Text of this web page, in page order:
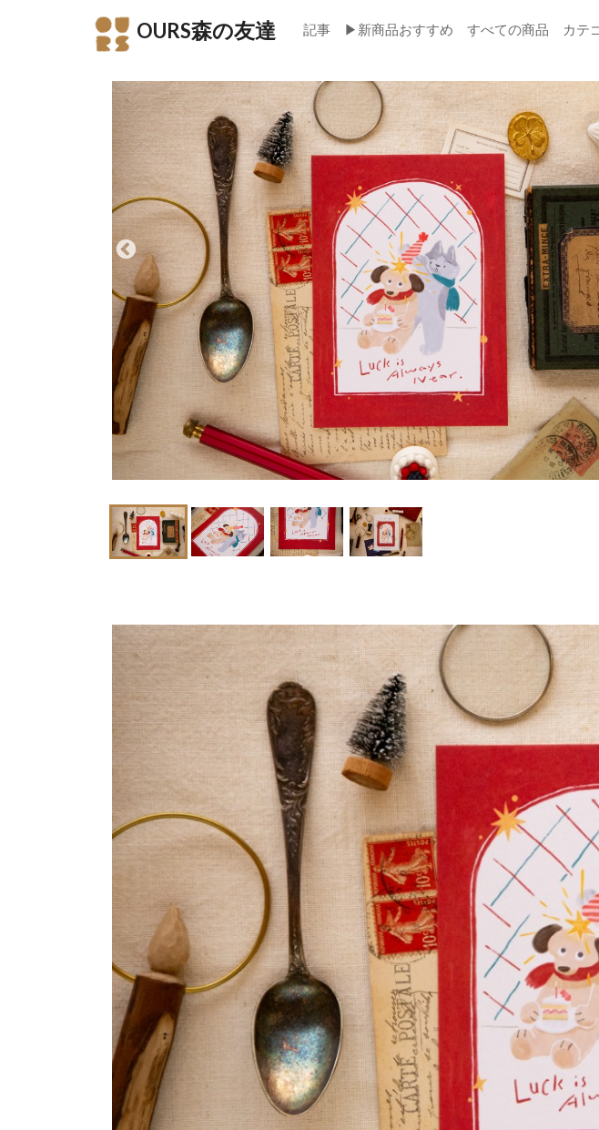
OURS森の友達 記事 ▶新商品おすすめ すべての商品 カテ